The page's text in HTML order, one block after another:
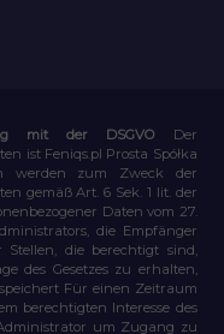
mit der DSGVO
Der
ist Feniqs.pl Prosta Spółka
werden zum Zweck der
gemäß Art. 6 Sek. 1 lit. der
Daten vom 27.
die Empfänger
die berechtigt sind,
des Gesetzes zu erhalten,
Für einen Zeitraum
berechtigten Interesse des
um Zugang zu